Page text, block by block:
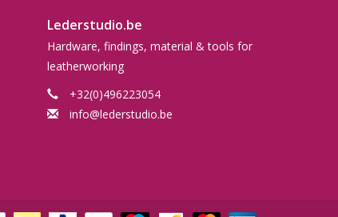
Lederstudio.be
Hardware, findings, material & tools for
leatherworking
+32(0)496223054
info@lederstudio.be